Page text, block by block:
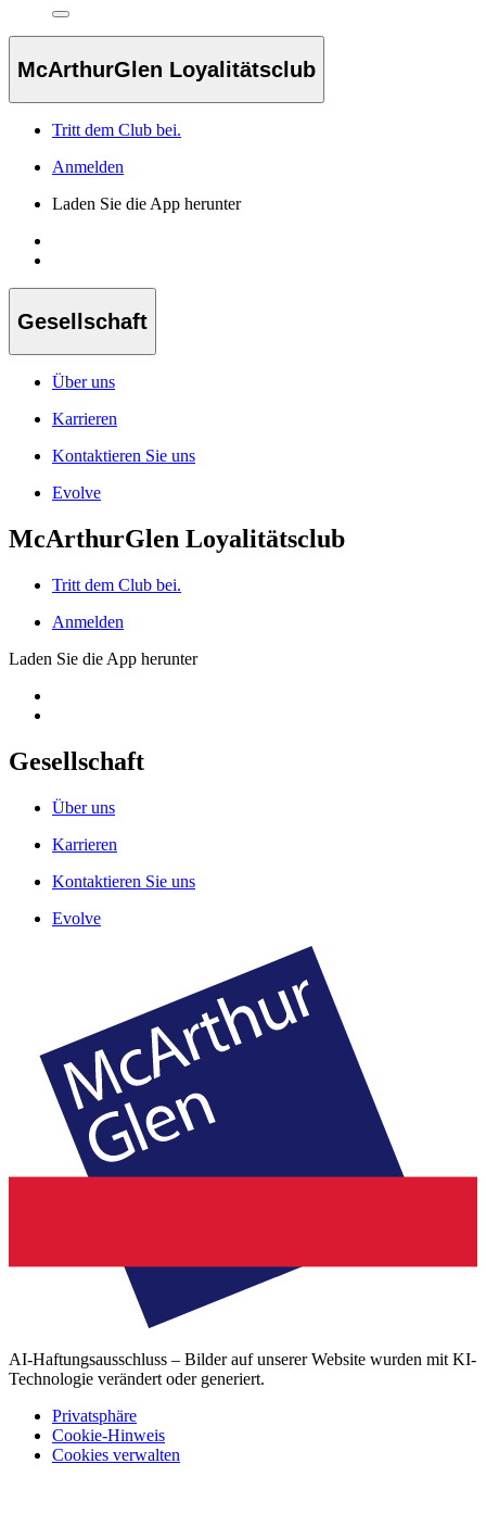
McArthurGlen Loyalitätsclub
Tritt dem Club bei.
Anmelden
Laden Sie die App herunter
Gesellschaft
Über uns
Karrieren
Kontaktieren Sie uns
Evolve
McArthurGlen Loyalitätsclub
Tritt dem Club bei.
Anmelden
Laden Sie die App herunter
Gesellschaft
Über uns
Karrieren
Kontaktieren Sie uns
Evolve
AI-Haftungsausschluss – Bilder auf unserer Website wurden mit KI-
Technologie verändert oder generiert.
Privatsphäre
Cookie-Hinweis
Cookies verwalten